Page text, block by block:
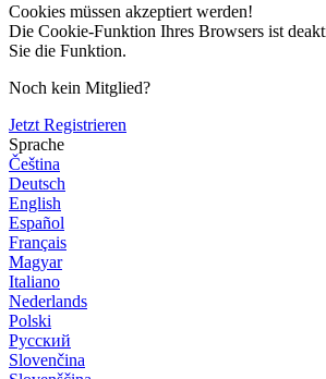
Cookies müssen akzeptiert werden!
Die Cookie-Funktion Ihres Browsers ist
Sie die Funktion.
Noch kein Mitglied?
Jetzt Registrieren
Sprache
Čeština
Deutsch
English
Español
Français
Magyar
Italiano
Nederlands
Polski
Русский
Slovenčina